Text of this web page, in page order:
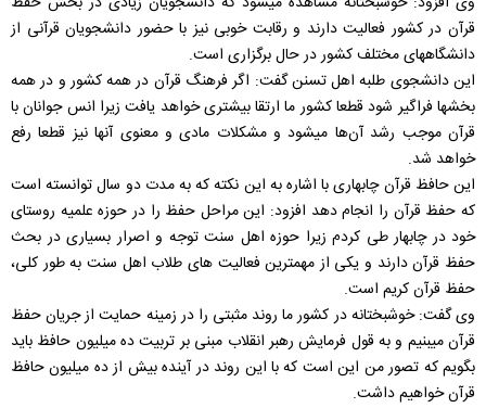
قرآن در کشور فعالیت دارند و رقابت خوبی نیز با حضور دانشجویان قرآنی از
دانشگاه‎های مختلف کشور در حال برگزاری است.
این دانشجوی طلبه اهل تسنن گفت: اگر فرهنگ قرآن در همه کشور و در همه
بخش‎ها فراگیر شود قطعا کشور ما ارتقا بیشتری خواهد یافت زیرا انس جوانان با
قرآن موجب رشد آن‌ها می‎شود و مشکلات مادی و معنوی آنها نیز قطعا رفع
خواهد شد.
این حافظ قرآن چابهاری با اشاره به این نکته که به مدت دو سال توانسته است
که حفظ قرآن را انجام دهد افزود: این مراحل حفظ را در حوزه علمیه روستای
خود در چابهار طی کردم زیرا حوزه اهل سنت توجه و اصرار بسیاری در بحث
حفظ قرآن دارند و یکی از مهمترین فعالیت های طلاب اهل سنت به طور کلی،
حفظ قرآن کریم است.
وی گفت: خوشبختانه در کشور ما روند مثبتی را در زمینه حمایت از جریان حفظ
قرآن می‎بنیم و به قول فرمایش رهبر انقلاب مبنی بر تربیت ده میلیون حافظ باید
بگویم که تصور من این است که با این روند در آینده بیش از ده میلیون حافظ
قرآن خواهیم داشت.